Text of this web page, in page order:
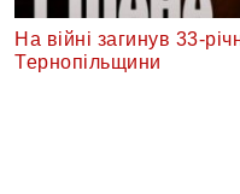
На війні загинув 33-
Тернопільщини